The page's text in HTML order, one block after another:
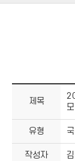
제목
유형
작성자